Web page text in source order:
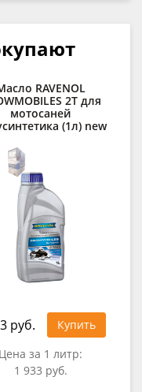
RAVENOL
2Т для
мотосаней
(1л) new
руб.
Купить
Цена за 1 литр:
1 933 руб.